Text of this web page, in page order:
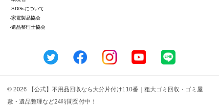
-SDGsについて
-家電製品協会
-遺品整理士協会
© 2026 【公式】不用品回収なら大分片付け110番｜粗大ゴミ回収・ゴミ屋
敷・遺品整理など24時間受付中！